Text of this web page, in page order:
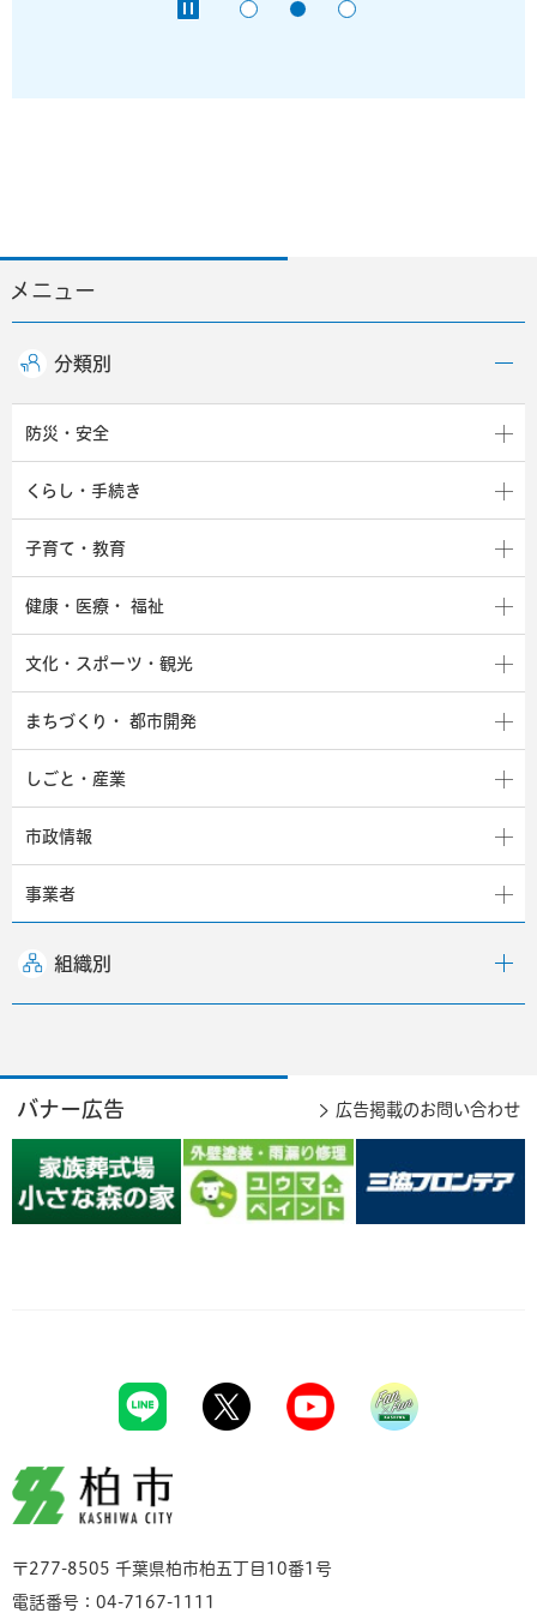
メニュー
分類別
防災・安全
くらし・手続き
子育て・教育
健康・医療・ 福祉
文化・スポーツ・観光
まちづくり・ 都市開発
しごと・産業
市政情報
事業者
組織別
バナー広告 広告掲載のお問い合わせ
柏市
〒277-8505 千葉県柏市柏五丁目10番1号
電話番号：04-7167-1111